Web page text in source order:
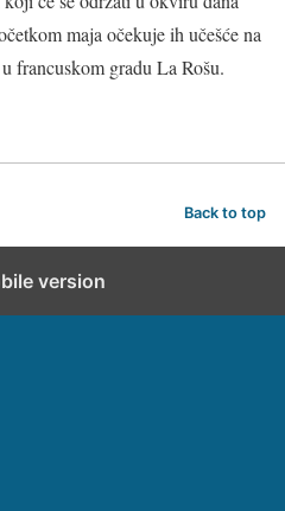
maja očekuje ih učešće na
francuskom gradu La Rošu.
Back to top
version